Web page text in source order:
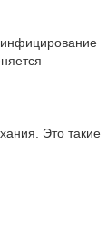
инфицирование
Это такие